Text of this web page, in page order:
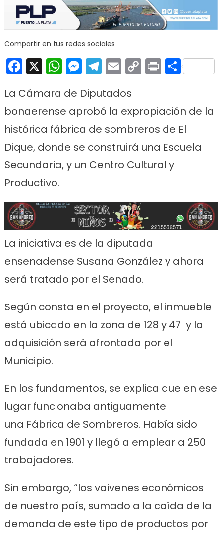
Compartir en tus redes sociales
Facebook
X WhatsApp
Messenger
Telegram
EmailCopy
Link
Print
La Cámara de Diputados
bonaerense aprobó la expropiación de la
histórica fábrica de sombreros de El
Dique, donde se construirá una Escuela
Secundaria, y un Centro Cultural y
Productivo.
La iniciativa es de la diputada
ensenadense Susana González y ahora
será tratado por el Senado.
Según consta en el proyecto, el inmueble
está ubicado en la zona de 128 y 47 y la
adquisición será afrontada por el
Municipio.
En los fundamentos, se explica que en ese
lugar funcionaba antiguamente
una Fábrica de Sombreros. Había sido
fundada en 1901 y llegó a emplear a 250
trabajadores.
Sin embargo, “los vaivenes económicos
de nuestro país, sumado a la caída de la
demanda de este tipo de productos por